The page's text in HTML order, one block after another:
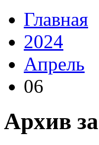
Главная
2024
Апрель
06
Архив